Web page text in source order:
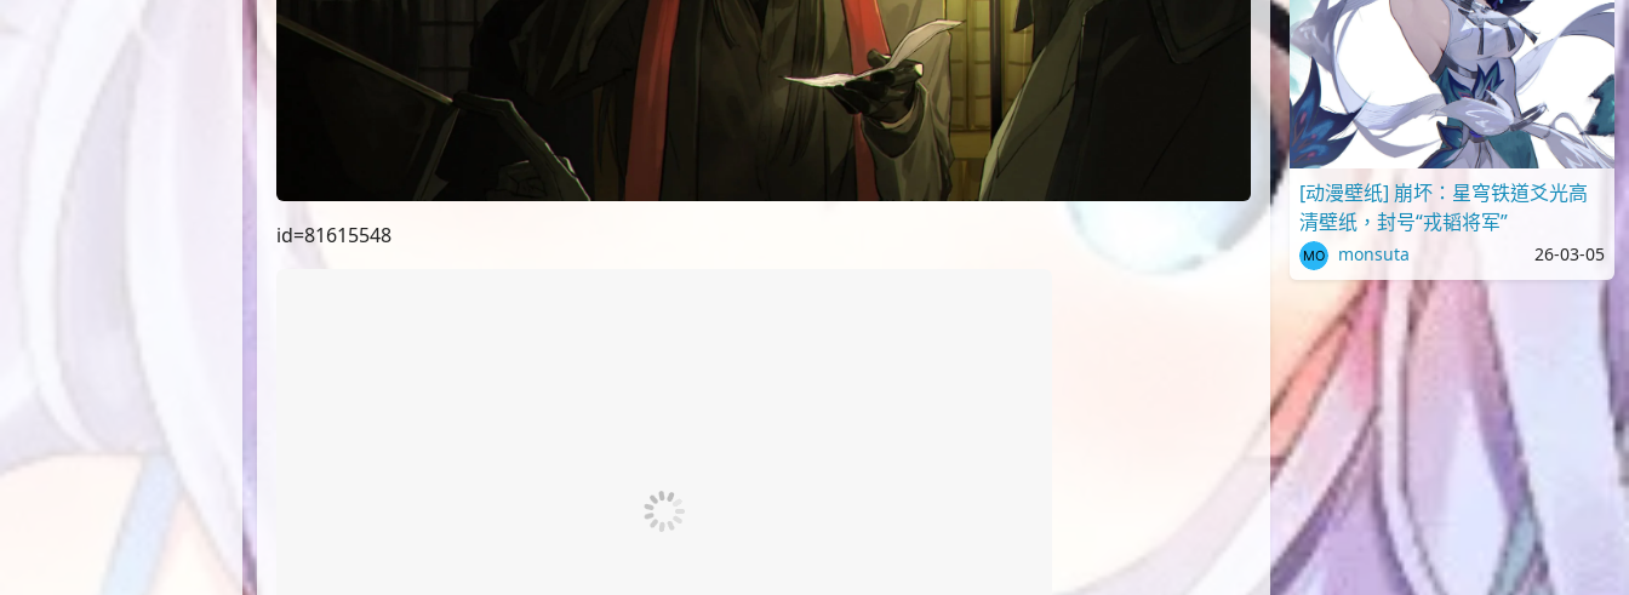
id=81615548
[动漫壁纸] 崩坏：星穹铁道爻光高
清壁纸，封号“戎韬将军”
monsuta 26-03-05